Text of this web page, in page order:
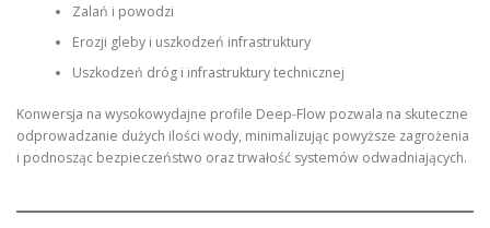
Zalań i powodzi
Erozji gleby i uszkodzeń infrastruktury
Uszkodzeń dróg i infrastruktury technicznej
Konwersja na wysokowydajne profile Deep-Flow pozwala na skuteczne
odprowadzanie dużych ilości wody, minimalizując powyższe zagrożenia
i podnosząc bezpieczeństwo oraz trwałość systemów odwadniających.